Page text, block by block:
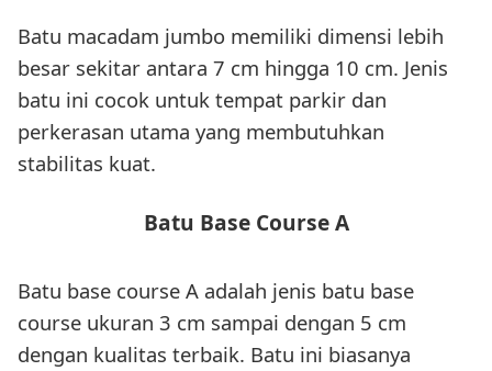
Batu macadam jumbo memiliki dimensi lebih
besar sekitar antara 7 cm hingga 10 cm. Jenis
batu ini cocok untuk tempat parkir dan
perkerasan utama yang membutuhkan
stabilitas kuat.
Batu Base Course A
Batu base course A adalah jenis batu base
course ukuran 3 cm sampai dengan 5 cm
dengan kualitas terbaik. Batu ini biasanya